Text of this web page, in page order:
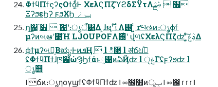
ΦϯϥΠϯϛʔςΟϯά͚ͩͰ ΧελϚΠζϓϩδΣΫτΛ׬݁  ࣄྫ
ΞʔϧεϦʔ ϝϧΧϦ ݕࡧ
ղܾ͢΂͖՝୊  ࣾ಺ʹ։ൃऀ͸͍Δ ͕ɺຊۀʹ࣌ؒΛ࢖ ͍͍ͨ ґཔઌͷ։ൃϕϯ
μʔͷબఆʹ೰Ή LJOUPOFΛ࢖͏͏ͪʹ վળʢΧελϚΠζʣ ͍ͨ͠ࣄ͕ݟ͔ͭΔ
ϕϯμʔબఆ͔Βಋೖ·ͰͷܦҢ  l ి࿩ l ॳճଧ߹ͤ
ʢΦϯϥΠϯɺཁ๬ώϠϦϯάͱ࢓༷ͷఏҊʣ l ݟੵΓʢϝʔϧʣ l
ൃ஫
l ճͷ։ൃηογϣϯʢΦϯϥΠϯʣ l ೲ඼෺ͷݕূ l ೲ඼ ɾ ɾ ɾ l